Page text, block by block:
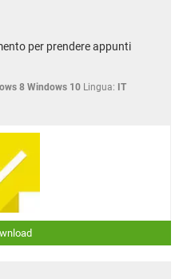
per prendere appunti
8 Windows 10 Lingua: IT